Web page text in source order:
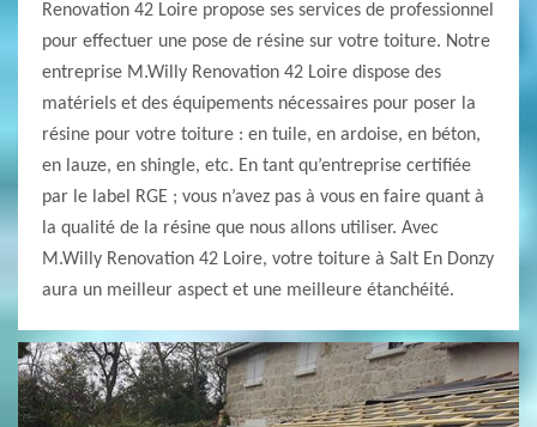
Renovation 42 Loire propose ses services de professionnel
pour effectuer une pose de résine sur votre toiture. Notre
entreprise M.Willy Renovation 42 Loire dispose des
matériels et des équipements nécessaires pour poser la
résine pour votre toiture : en tuile, en ardoise, en béton,
en lauze, en shingle, etc. En tant qu’entreprise certifiée
par le label RGE ; vous n’avez pas à vous en faire quant à
la qualité de la résine que nous allons utiliser. Avec
M.Willy Renovation 42 Loire, votre toiture à Salt En Donzy
aura un meilleur aspect et une meilleure étanchéité.